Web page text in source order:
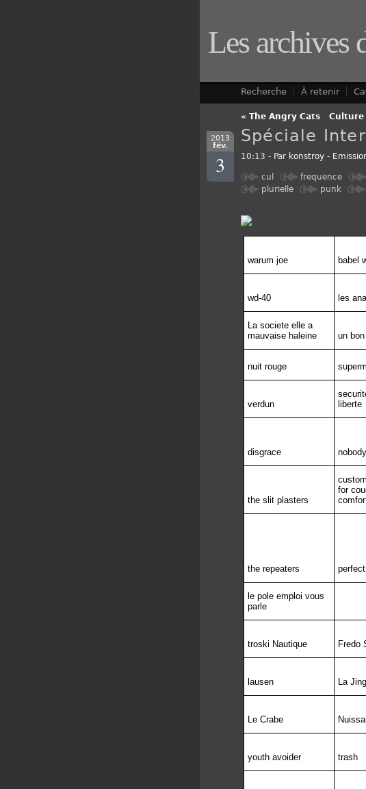
Les archives
Recherche À retenir
« The Angry Cats Culture
2013
fév.
3
Spéciale
10:13 - Par konstroy -
cul frequence
plurielle
punk
warum joe babel
wd-40 les
La societe elle a
mauvaise haleine
un
nuit rouge
verdun
liberte
disgrace
the slit plasters
for
the repeaters
le pole emploi vous
parle
troski Nautique Fredo
lausen La
Le Crabe
youth avoider trash